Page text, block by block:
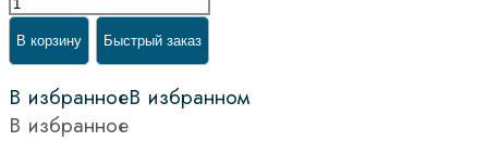
В корзину Быстрый заказ
В избранноеВ избранном
В избранное